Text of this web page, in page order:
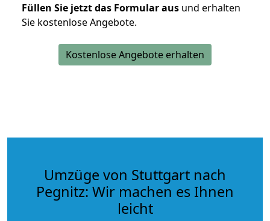
Füllen Sie jetzt das Formular aus und erhalten
Sie kostenlose Angebote.
Kostenlose Angebote erhalten
Umzüge von Stuttgart nach
Pegnitz: Wir machen es Ihnen
leicht